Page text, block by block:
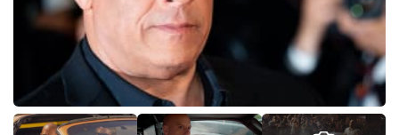
Hry
Cool Esport
Pořady